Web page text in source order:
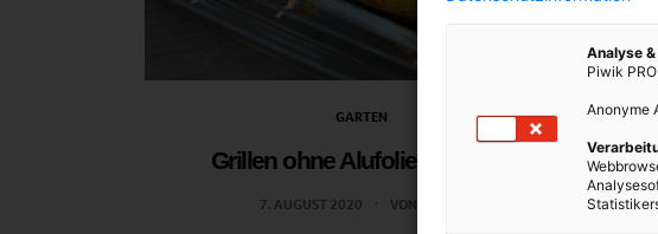
GARTEN
Grillen ohne Alufolie + Rezept
7. AUGUST 2020 VON
Analyse
Piwik
Anonyme